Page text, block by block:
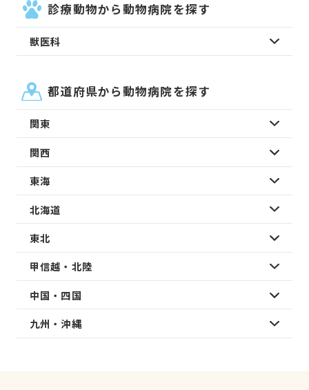
診療動物から動物病院を探す
獣医科
都道府県から動物病院を探す
関東
関西
東海
北海道
東北
甲信越・北陸
中国・四国
九州・沖縄